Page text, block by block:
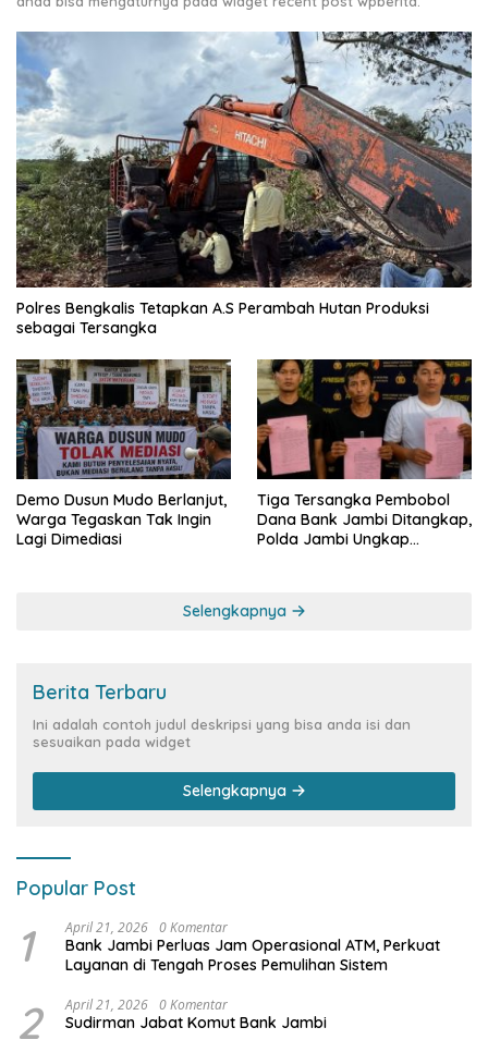
Polres Bengkalis Tetapkan A.S Perambah Hutan Produksi
sebagai Tersangka
Demo Dusun Mudo Berlanjut,
Warga Tegaskan Tak Ingin
Lagi Dimediasi
Tiga Tersangka Pembobol
Dana Bank Jambi Ditangkap,
Polda Jambi Ungkap
Selengkapnya
Berita Terbaru
Ini adalah contoh judul deskripsi yang bisa anda isi dan
sesuaikan pada widget
Selengkapnya
Popular Post
1 April 21, 2026 0 Komentar
Bank Jambi Perluas Jam Operasional ATM, Perkuat
Layanan di Tengah Proses Pemulihan Sistem
2 April 21, 2026 0 Komentar
Sudirman Jabat Komut Bank Jambi